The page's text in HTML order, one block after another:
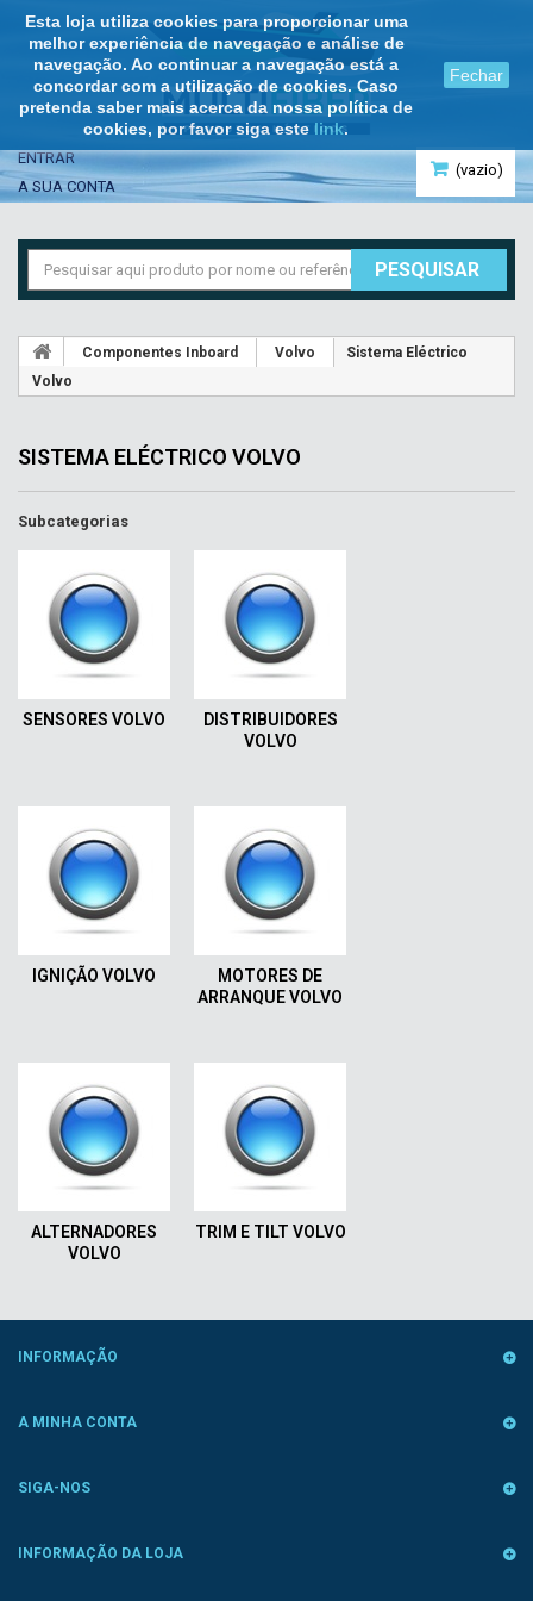
Esta loja utiliza cookies para proporcionar uma
melhor experiência de navegação e análise de
navegação. Ao continuar a navegação está a
concordar com a utilização de cookies. Caso
pretenda saber mais acerca da nossa política de
cookies, por favor siga este link.
Fechar
(vazio)
ENTRAR
A SUA CONTA
PESQUISAR
Componentes Inboard Volvo
Sistema Eléctrico
Volvo
SISTEMA ELÉCTRICO VOLVO
Subcategorias
SENSORES VOLVO
DISTRIBUIDORES
VOLVO
IGNIÇÃO VOLVO
MOTORES DE
ARRANQUE VOLVO
ALTERNADORES
VOLVO
TRIM E TILT VOLVO
INFORMAÇÃO
A MINHA CONTA
SIGA-NOS
INFORMAÇÃO DA LOJA